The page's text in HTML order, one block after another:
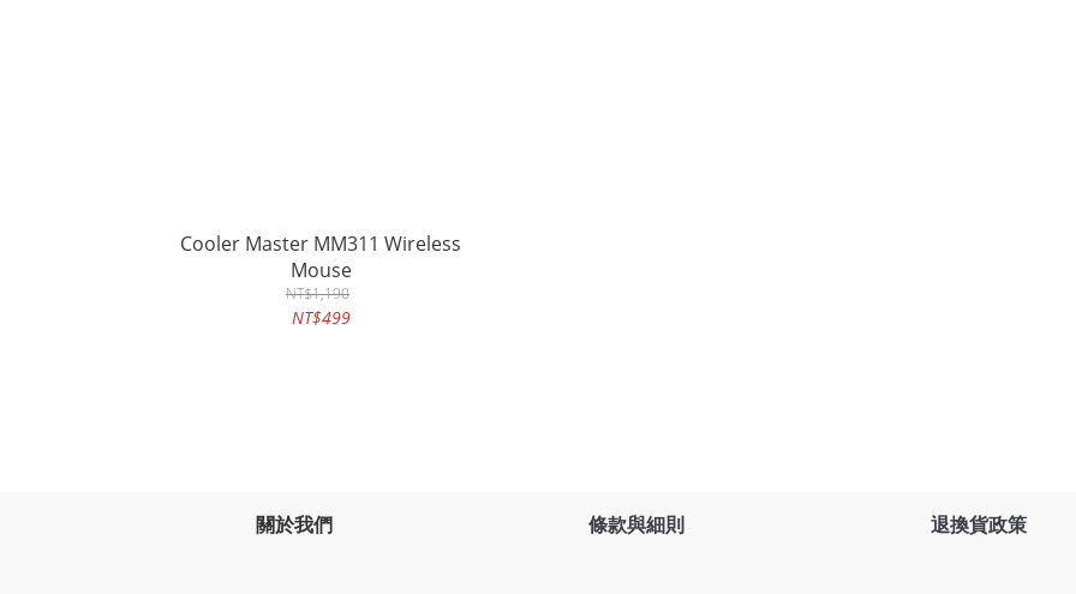
Cooler Master MM311 Wireless
Mouse
NT$1,190
NT$499
關於我們 條款與細則 退換貨政策